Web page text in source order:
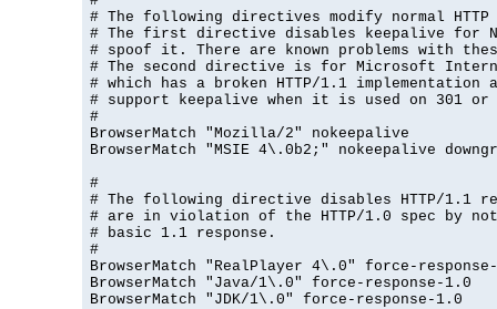
# The following directives modify normal HTTP
# The first directive disables keepalive for
# spoof it. There are known problems with
# The second directive is for Microsoft
# which has a broken HTTP/1.1 implementation
# support keepalive when it is used on 301
#
BrowserMatch "Mozilla/2" nokeepalive
BrowserMatch "MSIE 4\.0b2;" nokeepalive
#
# The following directive disables HTTP/1.1
# are in violation of the HTTP/1.0 spec by
# basic 1.1 response.
#
BrowserMatch "RealPlayer 4\.0" force-
BrowserMatch "Java/1\.0" force-response-1.0
BrowserMatch "JDK/1\.0" force-response-1.0